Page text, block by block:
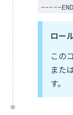
-----
ロー
この
また
す。